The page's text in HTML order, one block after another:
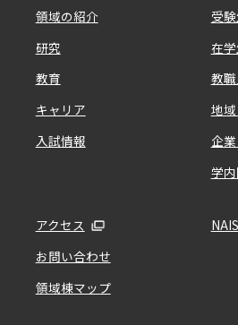
領域の紹介
研究
教育
キャリア
入試情報
受
在
教
地
企
学
アクセス
お問い合わせ
領域棟マップ